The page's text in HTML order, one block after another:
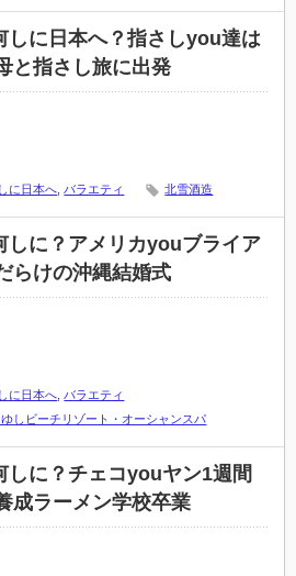
しに日本へ？指さしyou達は
と指さし旅に出発
に日本へ バラエティ 北雪酒造
しに？アメリカyouブライア
らけの沖縄結婚式
に日本へ バラエティ
しビーチリゾート・オーシャンスパ
しに？チェコyouヤン1週間
成ラーメン学校卒業